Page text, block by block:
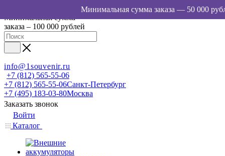
Минимальная сумма
заказа – 100 000 рублей
info@1souvenir.ru
+7 (812) 565-55-06
+7 (812) 565-55-06Санкт-Петербург
+7 (495) 183-03-80Москва
Заказать звонок
Войти
Каталог